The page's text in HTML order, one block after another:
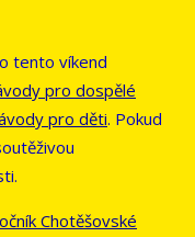
tento víkend
pro dospělé
pro děti. Pokud
Chotěšovské